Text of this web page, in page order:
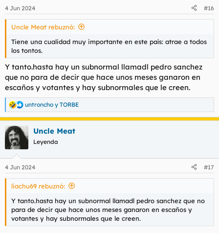
puigdemont? Al final , hay q ue ver a quien favorece que este
este tío ahí
e
s
4 Jun 2024 #16
Uncle Meat rebuznó:
Tiene una cualidad muy importante en este país: atrae a todos
los tontos.
Y tanto.hasta hay un subnormal llamadl pedro sanchez
que no para de decir que hace unos meses ganaron en
escaños y votantes y hay subnormales que le creen.
R
e
a
c
c
i
e
s
untroncho y TORBE
Uncle Meat
Leyenda
4 Jun 2024 #17
liachu69 rebuznó:
Y tanto.hasta hay un subnormal llamadl pedro sanchez que no
para de decir que hace unos meses ganaron en escaños y
votantes y hay subnormales que le creen.